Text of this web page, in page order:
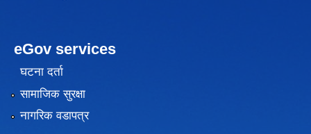
eGov services
घटना दर्ता
सामाजिक सुरक्षा
नागरिक वडापत्र